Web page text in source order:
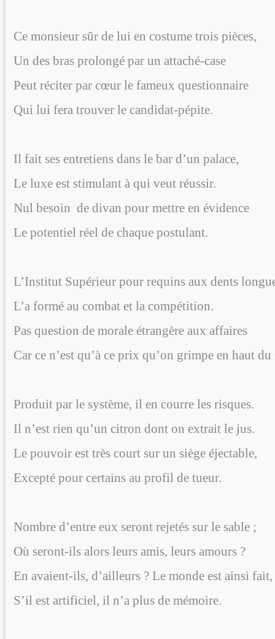
Ce monsieur sûr de lui en costume trois pièces,
Un des bras prolongé par un attaché-case
Peut réciter par cœur le fameux questionnaire
Qui lui fera trouver le candidat-pépite.
Il fait ses entretiens dans le bar d’un palace,
Le luxe est stimulant à qui veut réussir.
Nul besoin de divan pour mettre en évidence
Le potentiel réel de chaque postulant.
L’Institut Supérieur pour requins aux dents
L’a formé au combat et la compétition.
Pas question de morale étrangère aux affaires
Car ce n’est qu’à ce prix qu’on grimpe en haut du
Produit par le système, il en courre les risques.
Il n’est rien qu’un citron dont on extrait le jus.
Le pouvoir est très court sur un siège éjectable,
Excepté pour certains au profil de tueur.
Nombre d’entre eux seront rejetés sur le sable ;
Où seront-ils alors leurs amis, leurs amours ?
En avaient-ils, d’ailleurs ? Le monde est ainsi fait,
S’il est artificiel, il n’a plus de mémoire.